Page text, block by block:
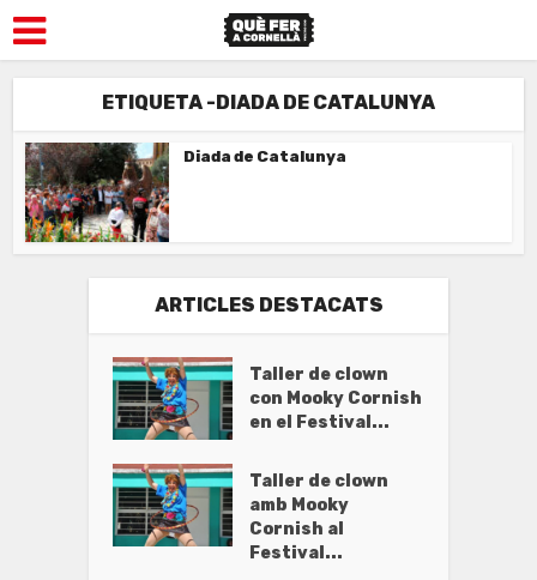
ETIQUETA -DIADA DE CATALUNYA
Diada de Catalunya
ARTICLES DESTACATS
Taller de clown
con Mooky Cornish
en el Festival...
Taller de clown
amb Mooky
Cornish al
Festival...